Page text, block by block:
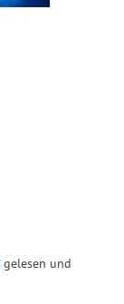
gelesen und